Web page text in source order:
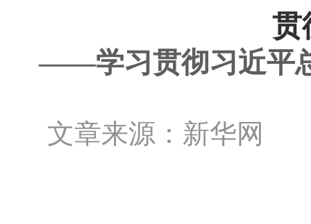
贯
——学习贯彻习近平
文章来源：新华网